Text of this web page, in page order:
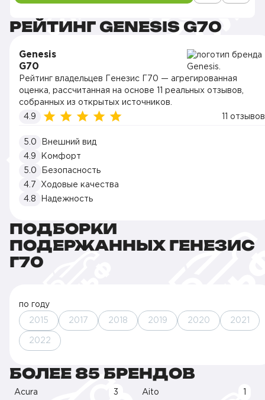
РЕЙТИНГ GENESIS G70
Genesis
G70
Рейтинг владельцев Генезис Г70 — агрегированная
оценка, рассчитанная на основе 11 реальных отзывов,
собранных из открытых источников.
4.9
11 отзывов
5.0
Внешний вид
4.9
Комфорт
5.0
Безопасность
4.7
Ходовые качества
4.8
Надежность
ПОДБОРКИ
ПОДЕРЖАННЫХ ГЕНЕЗИС
Г70
по году
2015 2017 2018 2019 2020 2021
2022
БОЛЕЕ 85 БРЕНДОВ
Acura 3 Aito